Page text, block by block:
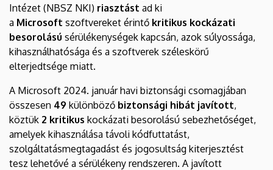
Intézet (NBSZ NKI) riasztást ad ki
a Microsoft szoftvereket érintő kritikus kockázati
besorolású sérülékenységek kapcsán, azok súlyossága,
kihasználhatósága és a szoftverek széleskörű
elterjedtsége miatt.
A Microsoft 2024. január havi biztonsági csomagjában
összesen 49 különböző biztonsági hibát javított,
köztük 2 kritikus kockázati besorolású sebezhetőséget,
amelyek kihasználása távoli kódfuttatást,
szolgáltatásmegtagadást és jogosultság kiterjesztést
tesz lehetővé a sérülékeny rendszeren. A javított